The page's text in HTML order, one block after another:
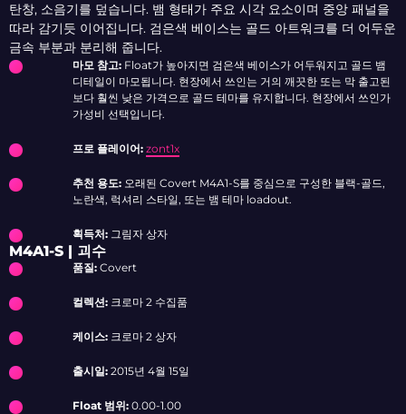
탄창, 소음기를 덮습니다. 뱀 형태가 주요 시각 요소이며 중앙 패널을
따라 감기듯 이어집니다. 검은색 베이스는 골드 아트워크를 더 어두운
금속 부분과 분리해 줍니다.
마모 참고: Float가 높아지면 검은색 베이스가 어두워지고 골드 뱀
디테일이 마모됩니다. 현장에서 쓰인는 거의 깨끗한 또는 막 출고된
보다 훨씬 낮은 가격으로 골드 테마를 유지합니다. 현장에서 쓰인가
가성비 선택입니다.
프로 플레이어: zont1x
추천 용도: 오래된 Covert M4A1-S를 중심으로 구성한 블랙-골드,
노란색, 럭셔리 스타일, 또는 뱀 테마 loadout.
획득처: 그림자 상자
M4A1-S | 괴수
품질: Covert
컬렉션: 크로마 2 수집품
케이스: 크로마 2 상자
출시일: 2015년 4월 15일
Float 범위: 0.00-1.00